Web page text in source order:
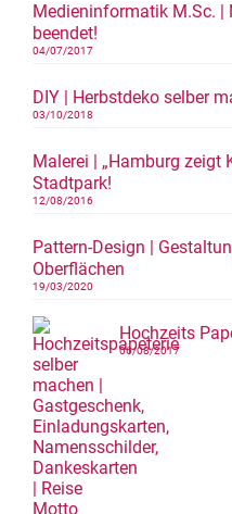
Medieninformatik M.Sc. |
beendet!
04/07/2017
DIY | Herbstdeko selber
03/10/2018
Malerei | „Hamburg zeigt
Stadtpark!
12/08/2016
Pattern-Design |
Oberflächen
19/03/2020
Hochzeits
06/08/2017